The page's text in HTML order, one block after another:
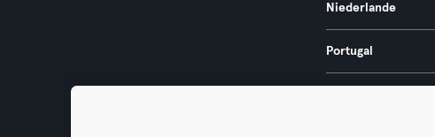
Niederlande
Portugal